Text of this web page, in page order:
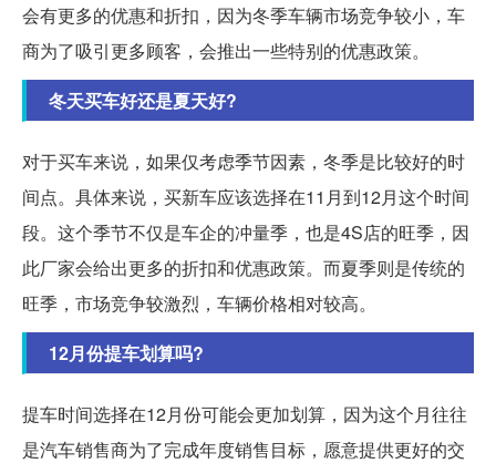
会有更多的优惠和折扣，因为冬季车辆市场竞争较小，车
商为了吸引更多顾客，会推出一些特别的优惠政策。
冬天买车好还是夏天好?
对于买车来说，如果仅考虑季节因素，冬季是比较好的时
间点。具体来说，买新车应该选择在11月到12月这个时间
段。这个季节不仅是车企的冲量季，也是4S店的旺季，因
此厂家会给出更多的折扣和优惠政策。而夏季则是传统的
旺季，市场竞争较激烈，车辆价格相对较高。
12月份提车划算吗?
提车时间选择在12月份可能会更加划算，因为这个月往往
是汽车销售商为了完成年度销售目标，愿意提供更好的交